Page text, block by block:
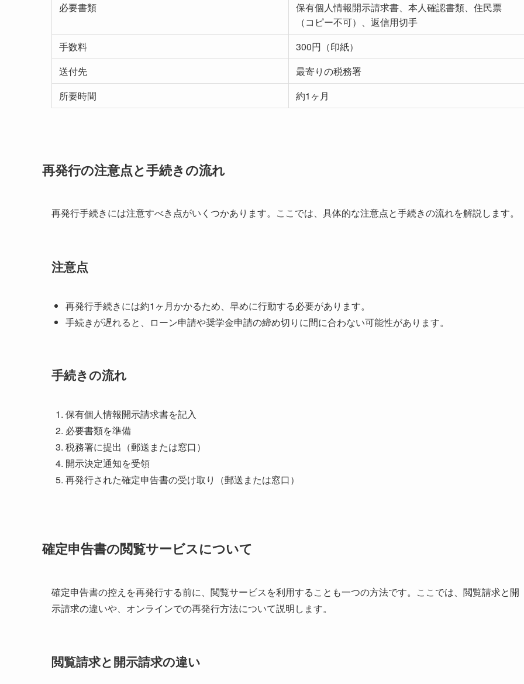
必要書類
保有個人情報開示請求書、本人確認書類、住民票
（コピー不可）、返信用切手
手数料
300円（印紙）
送付先
最寄りの税務署
所要時間
約1ヶ月
再発行の注意点と手続きの流れ
再発行手続きには注意すべき点がいくつかあります。ここでは、具体的な注意点と手続きの流れを解説します。
注意点
再発行手続きには約1ヶ月かかるため、早めに行動する必要があります。
手続きが遅れると、ローン申請や奨学金申請の締め切りに間に合わない可能性があります。
手続きの流れ
保有個人情報開示請求書を記入
必要書類を準備
税務署に提出（郵送または窓口）
開示決定通知を受領
再発行された確定申告書の受け取り（郵送または窓口）
確定申告書の閲覧サービスについて
確定申告書の控えを再発行する前に、閲覧サービスを利用することも一つの方法です。ここでは、閲覧請求と開
示請求の違いや、オンラインでの再発行方法について説明します。
閲覧請求と開示請求の違い